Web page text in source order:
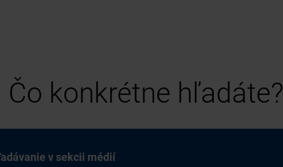
konkrétne hľadáte?
v sekcii médií